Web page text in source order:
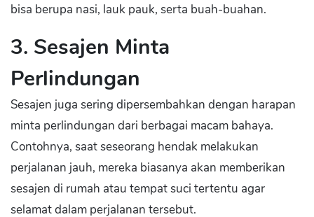
bisa berupa nasi, lauk pauk, serta buah-buahan.
3. Sesajen Minta
Perlindungan
Sesajen juga sering dipersembahkan dengan harapan
minta perlindungan dari berbagai macam bahaya.
Contohnya, saat seseorang hendak melakukan
perjalanan jauh, mereka biasanya akan memberikan
sesajen di rumah atau tempat suci tertentu agar
selamat dalam perjalanan tersebut.